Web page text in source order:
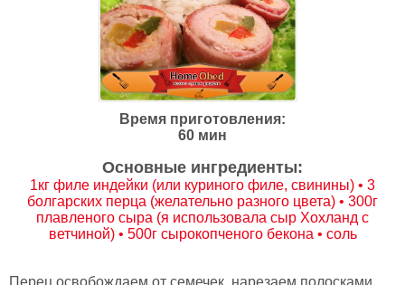
Время приготовления:
60 мин
Основные ингредиенты:
1кг филе индейки (или куриного филе, свинины) • 3
болгарских перца (желательно разного цвета) • 300г
плавленого сыра (я использовала сыр Хохланд с
ветчиной) • 500г сырокопченого бекона • соль
Перец освобождаем от семечек, нарезаем полосками.